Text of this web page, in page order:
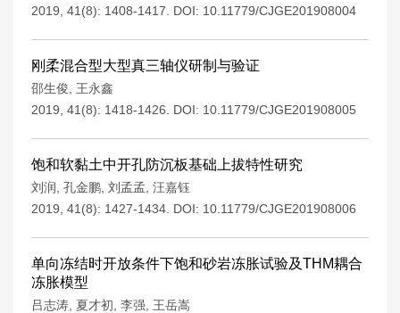
2019, 41(8): 1408-1417.
DOI: 10.11779/CJGE201908004
刚柔混合型大型真三轴仪研制与验证
邵生俊
王永鑫
2019, 41(8): 1418-1426.
DOI: 10.11779/CJGE201908005
饱和软黏土中开孔防沉板基础上拔特性研究
刘润 孔金鹏 刘孟孟 汪嘉钰
2019, 41(8): 1427-1434. DOI: 10.11779/CJGE201908006
单向冻结时开放条件下饱和砂岩冻胀试验及THM耦合
冻胀模型
吕志涛 夏才初 李强
王岳嵩